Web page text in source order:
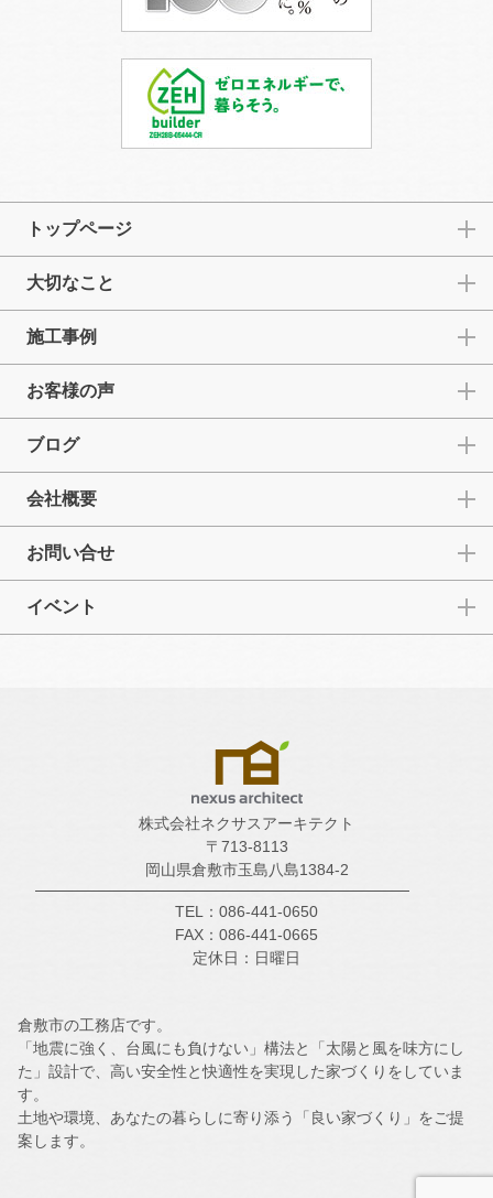
トップページ
大切なこと
施工事例
お客様の声
ブログ
会社概要
お問い合せ
イベント
株式会社ネクサスアーキテクト
〒713-8113
岡山県倉敷市玉島八島1384-2
TEL：086-441-0650
FAX：086-441-0665
定休日：日曜日
倉敷市の工務店です。
「地震に強く、台風にも負けない」構法と「太陽と風を味方にし
た」設計で、高い安全性と快適性を実現した家づくりをしていま
す。
土地や環境、あなたの暮らしに寄り添う「良い家づくり」をご提
案します。